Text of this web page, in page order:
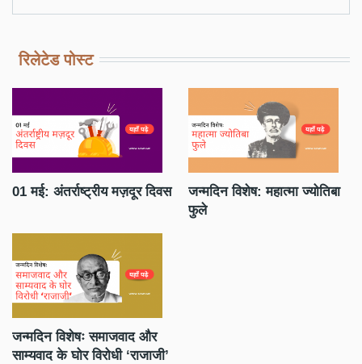
रिलेटेड पोस्ट
01 मई: अंतर्राष्ट्रीय मज़दूर दिवस
जन्मदिन विशेष: महात्मा ज्योतिबा
फुले
जन्मदिन विशेषः समाजवाद और
साम्यवाद के घोर विरोधी ‘राजाजी’